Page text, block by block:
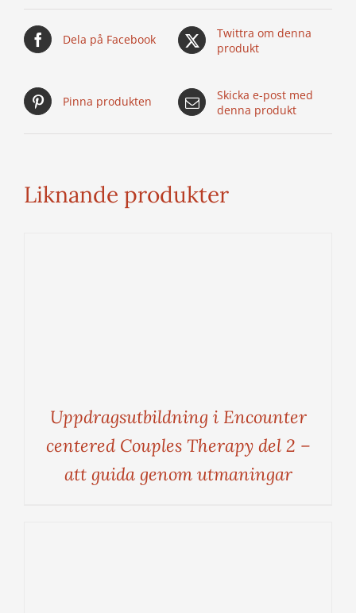
Dela på Facebook
Twittra om denna
produkt
Pinna produkten
Skicka e-post med
denna produkt
Liknande produkter
Uppdragsutbildning i Encounter
centered Couples Therapy del 2 –
att guida genom utmaningar